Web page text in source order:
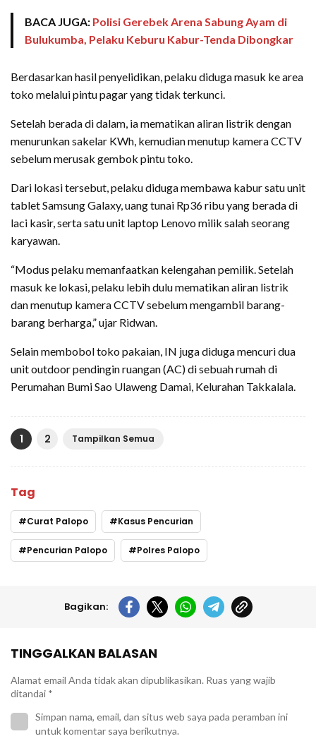
BACA JUGA: Polisi Gerebek Arena Sabung Ayam di
Bulukumba, Pelaku Keburu Kabur-Tenda Dibongkar
Berdasarkan hasil penyelidikan, pelaku diduga masuk ke area
toko melalui pintu pagar yang tidak terkunci.
Setelah berada di dalam, ia mematikan aliran listrik dengan
menurunkan sakelar KWh, kemudian menutup kamera CCTV
sebelum merusak gembok pintu toko.
Dari lokasi tersebut, pelaku diduga membawa kabur satu unit
tablet Samsung Galaxy, uang tunai Rp36 ribu yang berada di
laci kasir, serta satu unit laptop Lenovo milik salah seorang
karyawan.
“Modus pelaku memanfaatkan kelengahan pemilik. Setelah
masuk ke lokasi, pelaku lebih dulu mematikan aliran listrik
dan menutup kamera CCTV sebelum mengambil barang-
barang berharga,” ujar Ridwan.
Selain membobol toko pakaian, IN juga diduga mencuri dua
unit outdoor pendingin ruangan (AC) di sebuah rumah di
Perumahan Bumi Sao Ulaweng Damai, Kelurahan Takkalala.
1 2 Tampilkan Semua
Tag
Curat Palopo Kasus Pencurian
Pencurian Palopo Polres Palopo
Bagikan:
TINGGALKAN BALASAN
Alamat email Anda tidak akan dipublikasikan. Ruas yang wajib
ditandai *
Simpan nama, email, dan situs web saya pada peramban ini
untuk komentar saya berikutnya.